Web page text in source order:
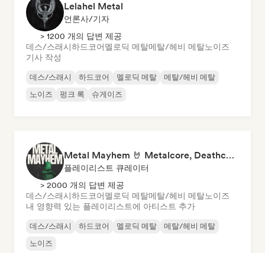
Lelahel Metal
언론사/기자
> 1200 개의 답변 제공
데스/스래시하드코어멜로딕 메탈메탈/헤비 메탈노이즈
기사 작성
데스/스래시 하드코어 멜로딕 메탈
메탈/헤비 메탈
노이즈
펑크 록 슈게이즈
Metal Mayhem 🤘 Metalcore, Deathcore & Progressive Metal
플레이리스트 큐레이터
> 2000 개의 답변 제공
데스/스래시하드코어멜로딕 메탈메탈/헤비 메탈노이즈
내 영향력 있는 플레이리스트에 아티스트 추가
데스/스래시 하드코어 멜로딕 메탈
메탈/헤비 메탈
노이즈